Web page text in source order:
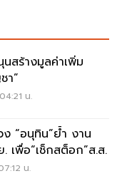
สร้างมูลค่าเพิ่ม
”
น.
ง “อนุทิน”ย้ำ งาน
เพื่อ“เช็กสต็อก”ส.ส.
น.